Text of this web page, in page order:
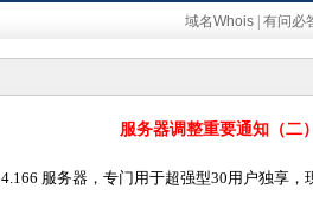
域名Whois 有问必
服务器调整重要通知（二）
服务器，专门用于超强型30用户独享